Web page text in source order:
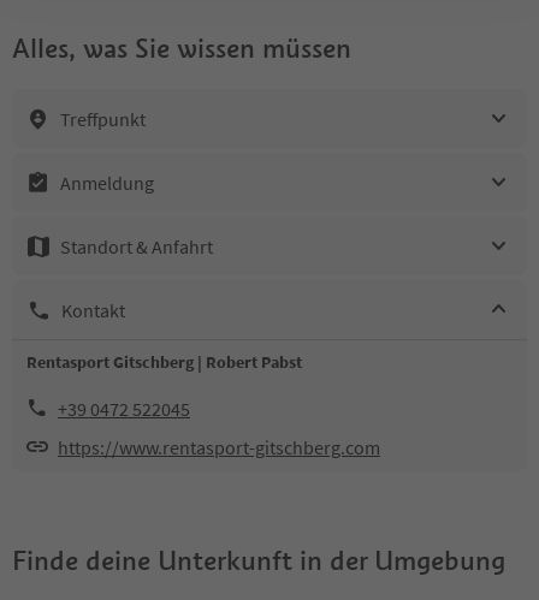
Alles, was Sie wissen müssen
Treffpunkt
Anmeldung
Standort & Anfahrt
Kontakt
Rentasport Gitschberg | Robert Pabst
+39 0472 522045
https://www.rentasport-gitschberg.com
Finde deine Unterkunft in der Umgebung